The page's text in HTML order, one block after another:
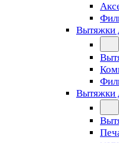
Вытяжки
Вытяжки